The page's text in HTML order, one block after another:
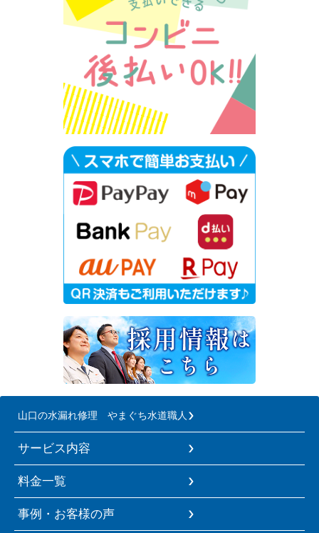
山口の水漏れ修理 やまぐち水道職人
サービス内容
料金一覧
事例・お客様の声